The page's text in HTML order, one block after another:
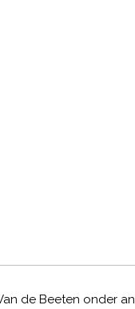
de Beeten onder